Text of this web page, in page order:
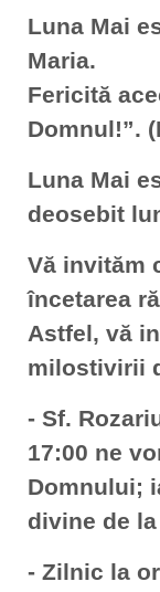
Luna Mai
Maria.
Fericită
Domnul!”.
Luna Mai
deosebit
Vă invităm
încetarea
Astfel, vă
milostivirii
- Sf.
17:00 ne
Domnului;
divine de
- Zilnic la